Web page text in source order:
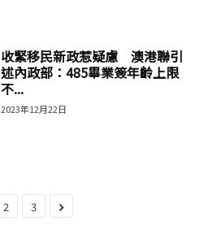
收緊移民新政惹疑慮 澳港聯引
述內政部：485畢業簽年齡上限
不...
2023年12月22日
2 3